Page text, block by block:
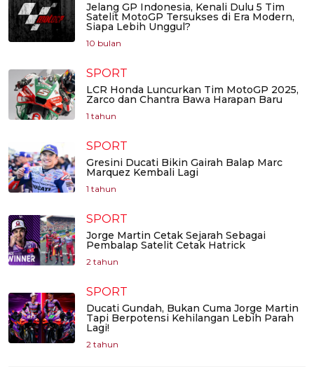
Jelang GP Indonesia, Kenali Dulu 5 Tim
Satelit MotoGP Tersukses di Era Modern,
Siapa Lebih Unggul?
10 bulan
SPORT
LCR Honda Luncurkan Tim MotoGP 2025,
Zarco dan Chantra Bawa Harapan Baru
1 tahun
SPORT
Gresini Ducati Bikin Gairah Balap Marc
Marquez Kembali Lagi
1 tahun
SPORT
Jorge Martin Cetak Sejarah Sebagai
Pembalap Satelit Cetak Hatrick
2 tahun
SPORT
Ducati Gundah, Bukan Cuma Jorge Martin
Tapi Berpotensi Kehilangan Lebih Parah
Lagi!
2 tahun